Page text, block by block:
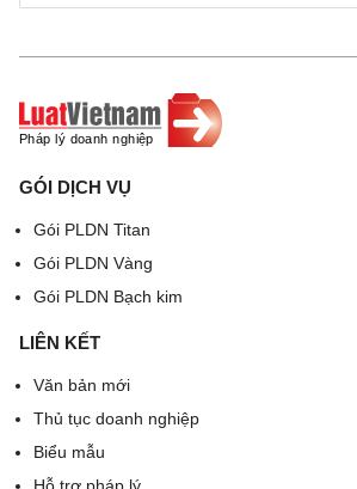
tháng, năm sinh)
Phụ lục: Thành viên hộ
Họ và tên chủ hộ:
………………………. Số điện
Số sổ hộ khẩu (hoặc
………………………………... Địa chỉ:
dân phố) …………………….Xã
………………….. Huyện (quận,
tỉnh):
GÓI DỊCH VỤ
Gói PLDN Titan
Gói PLDN Vàng
Gói PLDN Bạch kim
LIÊN KẾT
Văn bản mới
Thủ tục doanh nghiệp
Biểu mẫu